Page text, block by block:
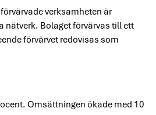
verksamheten är
nätverk. Bolaget förvärvas till ett
förvärvet redovisas som
Omsättningen ökade med 10